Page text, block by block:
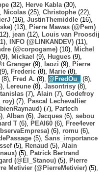
(32), Herve Kabla (30),
Nicolas (25), Christophe (22),
(16), JustinThemiddle (16),
(13),
Pierre Mawas (@Pem)
jean (12),
Louis van Proosdij
INFO (@LINKANDEV) (11),
(@corpogame) (10),
Michel
(9), Mickael (9), Hugues (9),
Granger (9), laozi (9),
Pierre
(9), Frederic (8), Marie (8),
(8), Fred A. (8), @FredOu_
(8),
Lereune (8), Jasontrisy (8),
(7), Alain (7), Godefroy
(7),
Pascal Lechevallier
(7),
Partech
Alban (6), Jacques (6), sebou
T (6), PEAI60 (6),
Free4ever
(6), romu (6),
(5), Sans_importance
(5), Renaud (5), Alain
(5),
Patrick Bertrand
(@El_Stanou) (5),
Pierre
Metivier (@PierreMetivier) (5),